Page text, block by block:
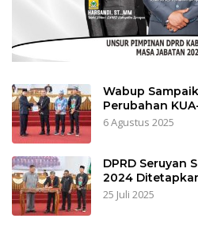
Wabup
Perubahan
6 Agustus 2025
DPRD Seruyan
2024
25 Juli 2025